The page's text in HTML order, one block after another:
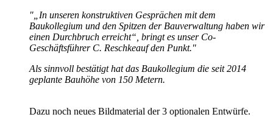
"„In unseren konstruktiven Gesprächen mit dem
Baukollegium und den Spitzen der Bauverwaltung haben wir
einen Durchbruch erreicht“, bringt es unser Co-
Geschäftsführer C. Reschkeauf den Punkt."
Als sinnvoll bestätigt hat das Baukollegium die seit 2014
geplante Bauhöhe von 150 Metern.
Dazu noch neues Bildmaterial der 3 optionalen Entwürfe.